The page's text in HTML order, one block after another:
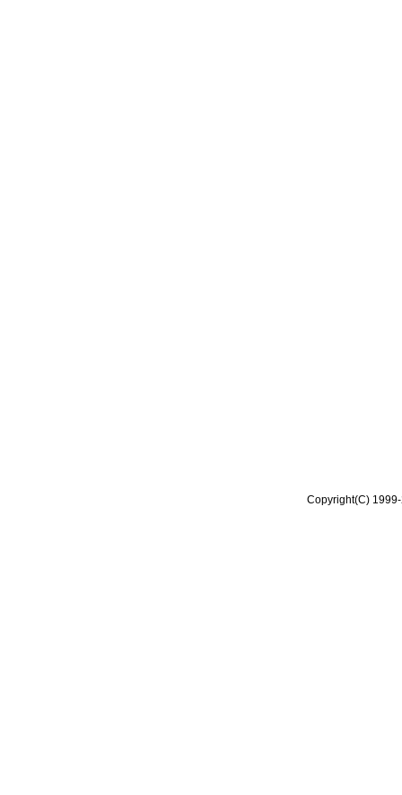
Copyright(C)